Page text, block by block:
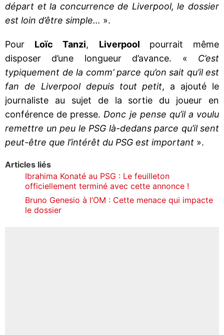
départ et la concurrence de Liverpool, le dossier
est loin d’être simple… ».
Pour Loïc Tanzi, Liverpool pourrait même
disposer d’une longueur d’avance. « C’est
typiquement de la comm’ parce qu’on sait qu’il est
fan de Liverpool depuis tout petit, a ajouté le
journaliste au sujet de la sortie du joueur en
conférence de presse. Donc je pense qu’il a voulu
remettre un peu le PSG là-dedans parce qu’il sent
peut-être que l’intérêt du PSG est important ».
Articles liés
Ibrahima Konaté au PSG : Le feuilleton
officiellement terminé avec cette annonce !
Bruno Genesio à l’OM : Cette menace qui impacte
le dossier